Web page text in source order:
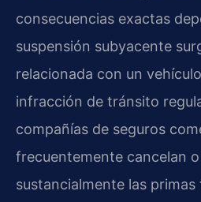
consecuencias exactas
suspensión subyacente
relacionada con un
infracción de tránsito
compañías de seguros
frecuentemente cancelan
sustancialmente las